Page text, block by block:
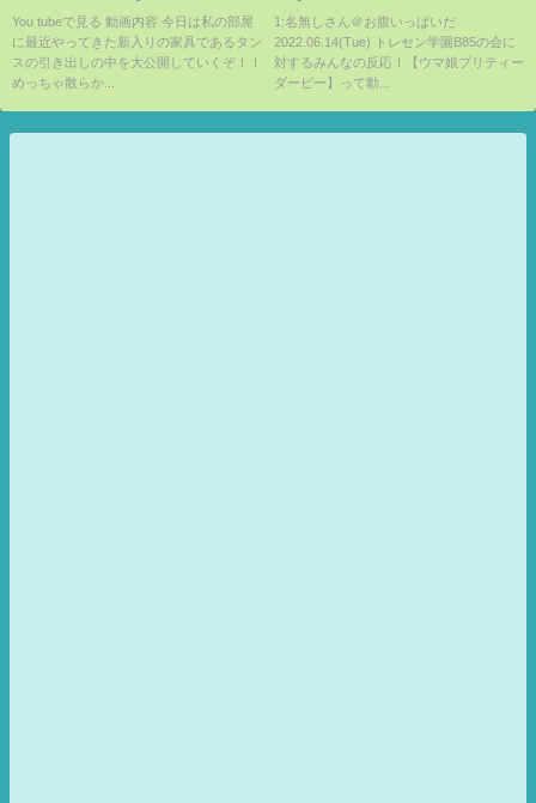
包み隠さず大公開！
You tubeで見る 動画内容 今日は私の部屋
に最近やってきた新入りの家具であるタン
スの引き出しの中を大公開していくぞ！！
めっちゃ散らか...
ーダービー】
1:名無しさん＠お腹いっぱいだ
2022.06.14(Tue) トレセン学園B85の会に
対するみんなの反応！【ウマ娘プリティー
ダービー】って動...